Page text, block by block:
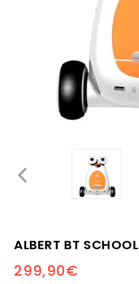
ALBERT BT SCHOOL
299,90€